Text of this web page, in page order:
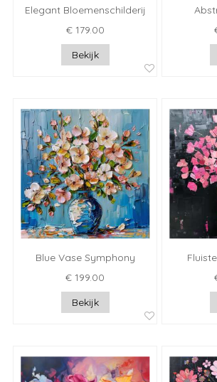
Elegant Bloemenschilderij
€ 179.00
Bekijk
Blue Vase Symphony
€ 199.00
Bekijk